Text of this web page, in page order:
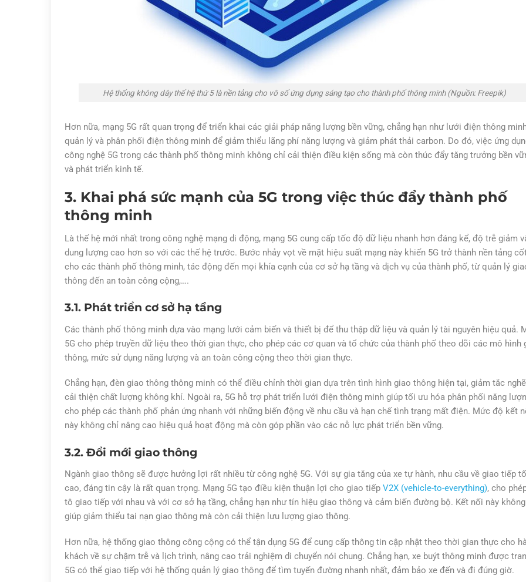
Hệ thống không dây thế hệ thứ 5 là nền tảng cho vô số ứng dụng sáng tạo cho thành phố thông minh (Nguồn: Freepik)
Hơn nữa, mạng 5G rất quan trọng để triển khai các giải pháp năng lượng bền vững, chẳng hạn như lưới điện thông
quản lý và phân phối điện thông minh để giảm thiểu lãng phí năng lượng và giảm phát thải carbon. Do đó, việc ứng
công nghệ 5G trong các thành phố thông minh không chỉ cải thiện điều kiện sống mà còn thúc đẩy tăng trưởng bền
và phát triển kinh tế.
3. Khai phá sức mạnh của 5G trong việc thúc đẩy thành phố
thông minh
Là thế hệ mới nhất trong công nghệ mạng di động, mạng 5G cung cấp tốc độ dữ liệu nhanh hơn đáng kể, độ trễ giảm
dung lượng cao hơn so với các thế hệ trước. Bước nhảy vọt về mặt hiệu suất mạng này khiến 5G trở thành nền tảng
cho các thành phố thông minh, tác động đến mọi khía cạnh của cơ sở hạ tầng và dịch vụ của thành phố, từ quản lý
thông đến an toàn công cộng,….
3.1. Phát triển cơ sở hạ tầng
Các thành phố thông minh dựa vào mạng lưới cảm biến và thiết bị để thu thập dữ liệu và quản lý tài nguyên hiệu quả.
5G cho phép truyền dữ liệu theo thời gian thực, cho phép các cơ quan và tổ chức của thành phố theo dõi các mô hình
thông, mức sử dụng năng lượng và an toàn công cộng theo thời gian thực.
Chẳng hạn, đèn giao thông thông minh có thể điều chỉnh thời gian dựa trên tình hình giao thông hiện tại, giảm tắc
cải thiện chất lượng không khí. Ngoài ra, 5G hỗ trợ phát triển lưới điện thông minh giúp tối ưu hóa phân phối năng
cho phép các thành phố phản ứng nhanh với những biến động về nhu cầu và hạn chế tình trạng mất điện. Mức độ kết
này không chỉ nâng cao hiệu quả hoạt động mà còn góp phần vào các nỗ lực phát triển bền vững.
3.2. Đổi mới giao thông
Ngành giao thông sẽ được hưởng lợi rất nhiều từ công nghệ 5G. Với sự gia tăng của xe tự hành, nhu cầu về giao tiếp
cao, đáng tin cậy là rất quan trọng. Mạng 5G tạo điều kiện thuận lợi cho giao tiếp V2X (vehicle-to-everything), cho
tô giao tiếp với nhau và với cơ sở hạ tầng, chẳng hạn như tín hiệu giao thông và cảm biến đường bộ. Kết nối này
giúp giảm thiểu tai nạn giao thông mà còn cải thiện lưu lượng giao thông.
Hơn nữa, hệ thống giao thông công cộng có thể tận dụng 5G để cung cấp thông tin cập nhật theo thời gian thực cho
khách về sự chậm trễ và lịch trình, nâng cao trải nghiệm di chuyển nói chung. Chẳng hạn, xe buýt thông minh được
5G có thể giao tiếp với hệ thống quản lý giao thông để tìm tuyến đường nhanh nhất, đảm bảo xe đến và đi đúng giờ.